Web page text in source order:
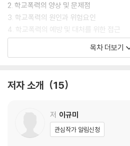
2. 학교폭력의 양상 및 문제점
3. 학교폭력의 원인과 위험요인
4. 학교폭력의 예방 및 대처를 위한 접근
3. 학교폭력의 체계와 부모·교사·학교의 역할
제3장 학교폭력 주변학생의 이해 및 개입
1. 주변학생의 이해
2. 주변학생을 위한 개입
목차 더보기
저자 소개 15
저 이규미
관심작가 알림신청